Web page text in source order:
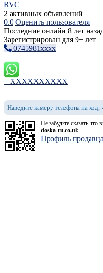
RVC
2 активных объявлений
0.0 Оценить пользователя
Последние онлайн 8 лет
Зарегистрирован для 9+ лет
0745981xxxx
+ XXXXXXXXXX
Наведите камеру телефона на
Не забудьте сказать что
doska-ru.co.uk
Профиль продавца